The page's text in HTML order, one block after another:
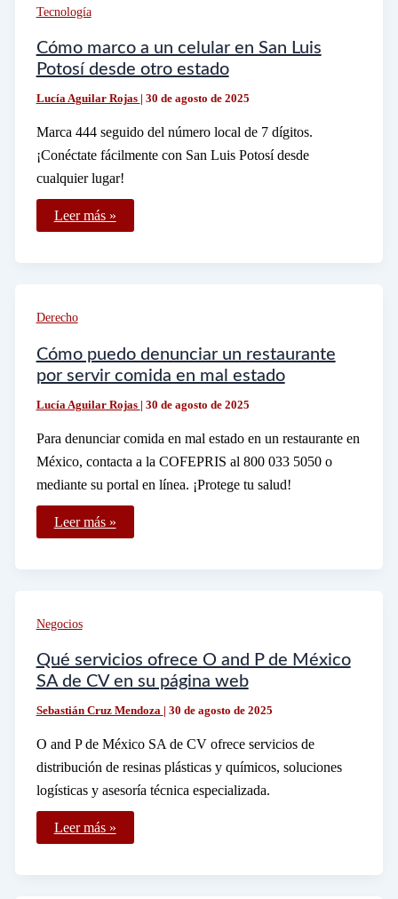
cómo
sintonizarlo
Tecnología
Cómo marco a un celular en San Luis
Potosí desde otro estado
Lucía Aguilar Rojas | 30 de agosto de 2025
Marca 444 seguido del número local de 7 dígitos.
¡Conéctate fácilmente con San Luis Potosí desde
cualquier lugar!
Cómo
marco
Luis
Potosí
otro
estado
Leer más »
Derecho
Cómo puedo denunciar un restaurante
por servir comida en mal estado
Lucía Aguilar Rojas | 30 de agosto de 2025
Para denunciar comida en mal estado en un restaurante en
México, contacta a la COFEPRIS al 800 033 5050 o
mediante su portal en línea. ¡Protege tu salud!
Cómo
puedo
comida
en
estado
Leer más »
Negocios
Qué servicios ofrece O and P de México
SA de CV en su página web
Sebastián Cruz Mendoza | 30 de agosto de 2025
O and P de México SA de CV ofrece servicios de
distribución de resinas plásticas y químicos, soluciones
logísticas y asesoría técnica especializada.
Qué
servicios
Leer más »